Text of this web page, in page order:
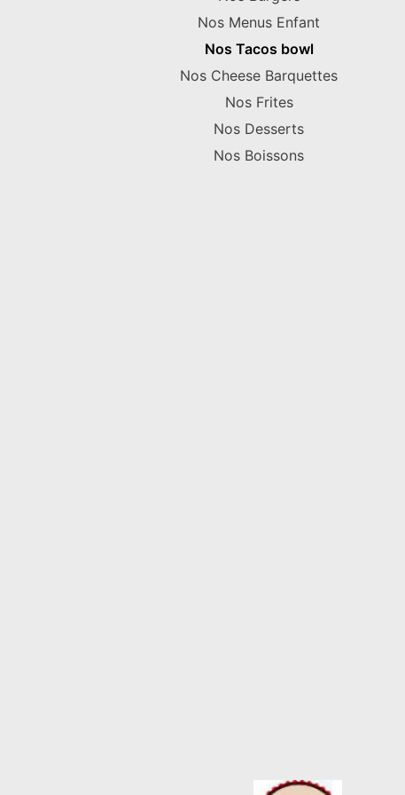
Nos Menus Enfant
Nos Tacos bowl
Nos Cheese Barquettes
Nos Frites
Nos Desserts
Nos Boissons